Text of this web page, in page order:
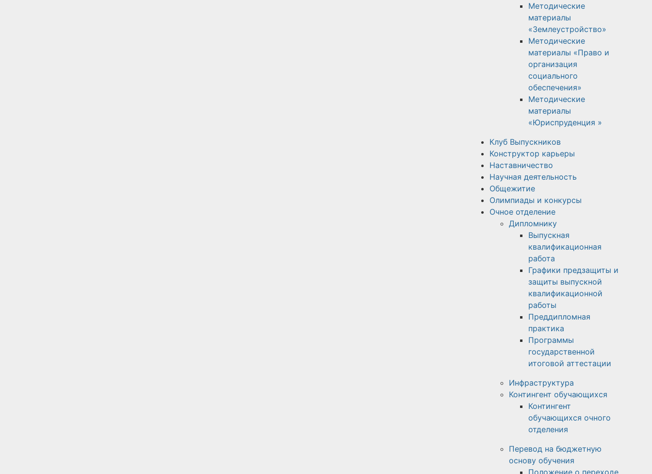
Методические
материалы
«Землеустройство»
Методические
материалы «Право и
организация
социального
обеспечения»
Методические
материалы
«Юриспруденция »
Клуб Выпускников
Конструктор карьеры
Наставничество
Научная деятельность
Общежитие
Олимпиады и конкурсы
Очное отделение
Дипломнику
Выпускная
квалификационная
работа
Графики предзащиты и
защиты выпускной
квалификационной
работы
Преддипломная
практика
Программы
государственной
итоговой аттестации
Инфраструктура
Контингент обучающихся
Контингент
обучающихся очного
отделения
Перевод на бюджетную
основу обучения